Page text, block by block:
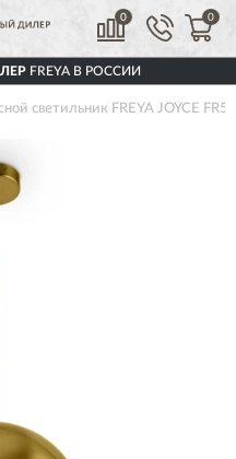
0 0
FREYA В РОССИИ
светильник FREYA JOYCE